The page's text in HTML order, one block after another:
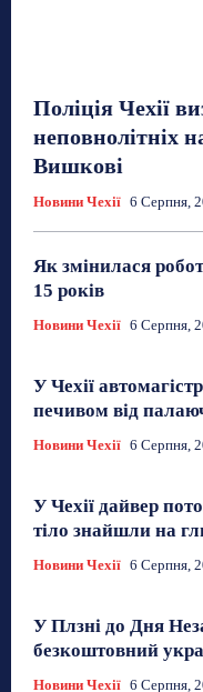
Поліція Чехії
неповнолітніх
Вишкові
Новини Чехії 6 Серпня,
Як змінилася
15 років
Новини Чехії 6 Серпня,
У Чехії
печивом від
Новини Чехії 6 Серпня,
У Чехії дайвер
тіло знайшли на
Новини Чехії 6 Серпня,
У Плзні до Дня
безкоштовний
Новини Чехії 6 Серпня,